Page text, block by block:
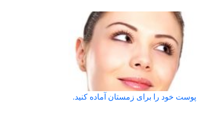
پوست خود را برای زمستان آماده کنید.